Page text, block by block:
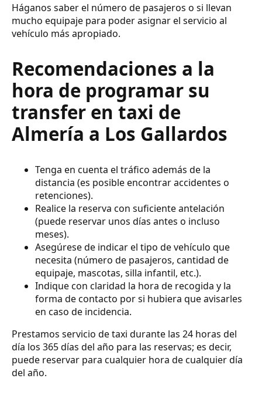
Háganos saber el número de pasajeros o si llevan
mucho equipaje para poder asignar el servicio al
vehículo más apropiado.
Recomendaciones a la
hora de programar su
transfer en taxi de
Almería a Los Gallardos
Tenga en cuenta el tráfico además de la
distancia (es posible encontrar accidentes o
retenciones).
Realice la reserva con suficiente antelación
(puede reservar unos días antes o incluso
meses).
Asegúrese de indicar el tipo de vehículo que
necesita (número de pasajeros, cantidad de
equipaje, mascotas, silla infantil, etc.).
Indique con claridad la hora de recogida y la
forma de contacto por si hubiera que avisarles
en caso de incidencia.
Prestamos servicio de taxi durante las 24 horas del
día los 365 días del año para las reservas; es decir,
puede reservar para cualquier hora de cualquier día
del año.